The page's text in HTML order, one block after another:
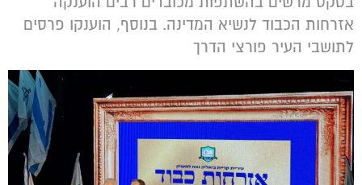
אזרחות הכבוד לנשיא המדינה. בנוסף, הוענקו פרסים
לתושבי העיר פורצי הדרך